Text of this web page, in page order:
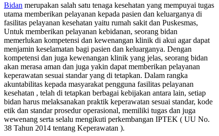
Bidan merupakan salah satu tenaga kesehatan yang mempuyai tugas
utama memberikan pelayanan kepada pasien dan keluarganya di
fasilitas pelayanan kesehatan yaitu rumah sakit dan Puskesmas,
Untuk memberikan pelayanan kebidanan, seorang bidan
memerlukan kompetensi dan kewenangan klinik di akui agar dapat
menjamin keselamatan bagi pasien dan keluarganya. Dengan
kompetensi dan juga kewenangan klinik yang jelas, seorang bidan
akan merasa aman dan juga yakin dapat memberikan pelayanan
keperawatan sesuai standar yang di tetapkan. Dalam rangka
akuntabilitas kepada masyarakat pengguna fasilitas pelayanan
kesehatan , telah di tetapkan berbagai kebijakan antara lain, setiap
bidan harus melaksanakan praktik keperawatan sesuai standar, kode
etik dan standar prosedur operasional, memiliki tugas dan juga
wewenang serta selalu mengikuti perkembangan IPTEK ( UU No.
38 Tahun 2014 tentang Keperawatan ).